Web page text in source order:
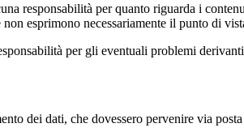
responsabilità per quanto riguarda i
esprimono necessariamente il punto di
per gli eventuali problemi
dei dati, che dovessero pervenire via